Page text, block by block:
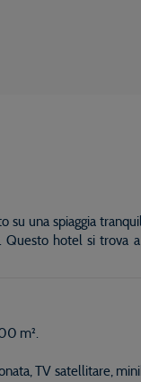
una spiaggia
hotel si trova
m².
TV satellitare,